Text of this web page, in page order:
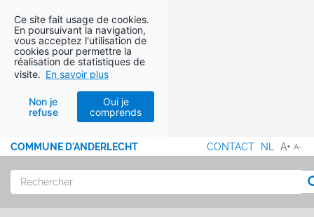
Ce site fait usage de cookies.
En poursuivant la navigation,
vous acceptez l'utilisation de
cookies pour permettre la
réalisation de statistiques de
visite. En savoir plus
Non je
refuse
Oui je
comprends
Aller au contenu
COMMUNE D'ANDERLECHT A+ A-
NL
MENU
PIED
DE
PAGE
CONTACT
Rechercher